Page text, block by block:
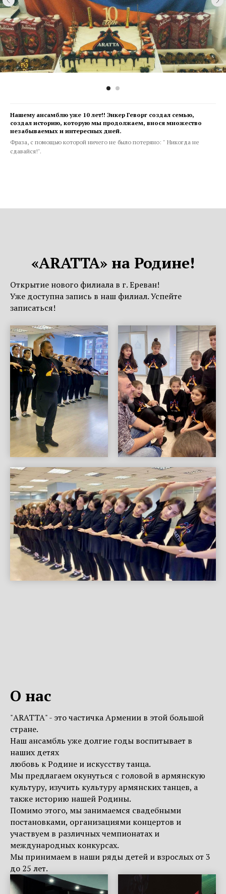
Нашему ансамблю уже 10 лет!! Энкер Геворг создал семью,
создал историю, которую мы продолжаем, внося множество
незабываемых и интересных дней.
Фраза, с помощью которой ничего не было потеряно: " Никогда не
сдавайся!".
«ARATTA» на Родине!
Открытие нового филиала в г. Ереван!
Уже доступна запись в наш филиал. Успейте
записаться!
О нас
"АRАТТА" - это частичка Армении в этой большой
стране.
Наш ансамбль уже долгие годы воспитывает в
наших детях
любовь к Родине и искусству танца.
Мы предлагаем окунуться с головой в армянскую
культуру, изучить культуру армянских танцев, а
также историю нашей Родины.
Помимо этого, мы занимаемся свадебными
постановками, организациями концертов и
участвуем в различных чемпионатах и ​​
международных конкурсах.
Мы принимаем в наши ряды детей и взрослых от 3
до 25 лет.